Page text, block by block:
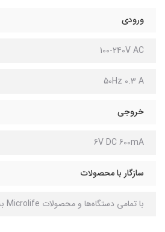
ورودی
100-240V AC
50Hz 0.3 A
خروجی
6V DC 600mA
سازگار با محصولات
با تمامی دستگاه‌ها و محصولات Microlife به‌طور کامل سازگار است